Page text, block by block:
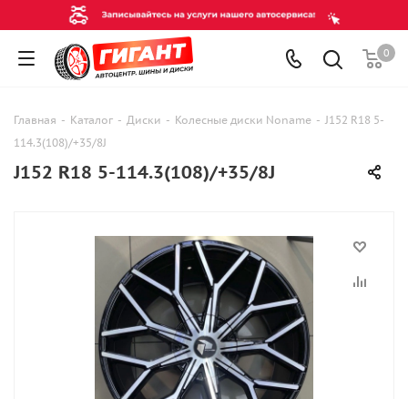
0
Главная - Каталог - Диски - Колесные диски Noname - J152 R18 5-
114.3(108)/+35/8J
J152 R18 5-114.3(108)/+35/8J